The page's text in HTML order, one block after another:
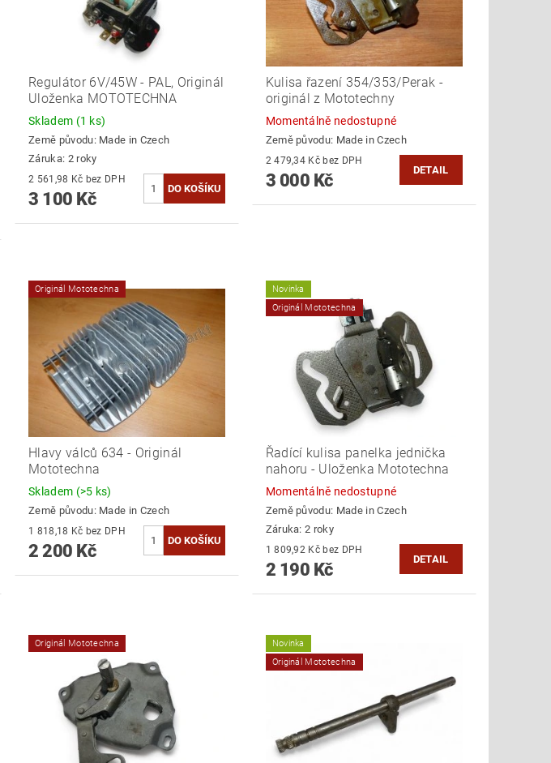
Regulátor 6V/45W - PAL, Originál
Uloženka MOTOTECHNA
Skladem (1 ks)
Země původu: Made in Czech
Záruka: 2 roky
2 561,98 Kč bez DPH
3 100 Kč
Kulisa řazení 354/353/Perak -
originál z Mototechny
Momentálně nedostupné
Země původu: Made in Czech
2 479,34 Kč bez DPH
3 000 Kč
DETAIL
Originál Mototechna
Hlavy válců 634 - Originál
Mototechna
Skladem (>5 ks)
Země původu: Made in Czech
1 818,18 Kč bez DPH
2 200 Kč
Novinka
Originál Mototechna
Řadící kulisa panelka jednička
nahoru - Uloženka Mototechna
Momentálně nedostupné
Země původu: Made in Czech
Záruka: 2 roky
1 809,92 Kč bez DPH
2 190 Kč
DETAIL
Originál Mototechna
Novinka
Originál Mototechna